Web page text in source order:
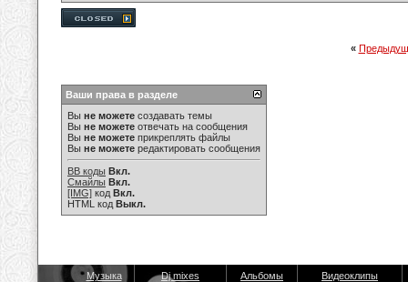
«
Ваши права в разделе
Вы не можете создавать темы
Вы не можете отвечать на сообщения
Вы не можете прикреплять файлы
Вы не можете редактировать сообщения
BB коды Вкл.
Смайлы Вкл.
[IMG] код Вкл.
HTML код Выкл.
Музыка Dj mixes Альбомы Видеоклипы